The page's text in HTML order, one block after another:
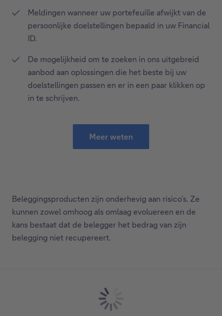
Meldingen wanneer uw portefeuille afwijkt van de
persoonlijke doelstellingen bepaald in uw Financial
ID.
De mogelijkheid om te zoeken in ons uitgebreid
aanbod aan oplossingen die het beste bij uw
doelstellingen passen en er in een paar klikken op
in te schrijven.
Meer weten
Beleggingsproducten zijn onderhevig aan risico’s. Ze
kunnen zowel omhoog als omlaag evoluereen en de
kans bestaat dat de belegger het bedrag van zijn
belegging niet recupereert.